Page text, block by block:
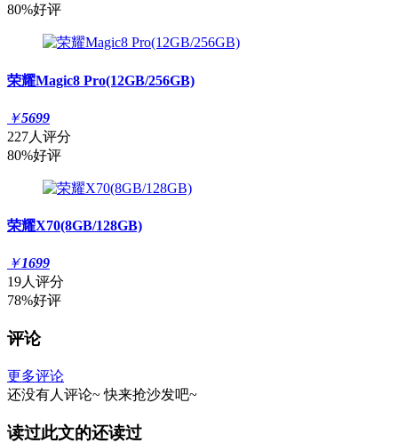
80%好评
荣耀Magic8 Pro(12GB/256GB)
￥5699
227人评分
80%好评
荣耀X70(8GB/128GB)
￥1699
19人评分
78%好评
评论
更多评论
还没有人评论~ 快来抢沙发吧~
读过此文的还读过